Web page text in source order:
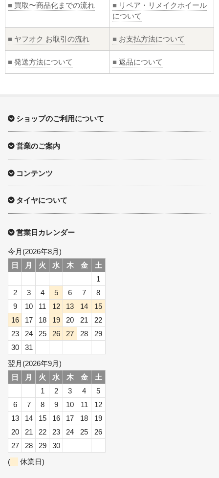
■ 買取〜商品化までの流れ ■ リペア・リメイクホイール
について
■ ヤフオク お取引の流れ ■ お支払方法について
■ 発送方法について ■ 返品について
ショップのご利用について
営業のご案内
コンテンツ
タイヤについて
営業日カレンダー
今月(2026年8月)
日
月 火 水 木 金
土
1
2
3 4 5 6 7
8
9
10 11 12 13 14
15
16
17 18 19 20 21
22
23
24 25 26 27 28
29
30
31
翌月(2026年9月)
日
月 火 水 木 金
土
1
2 3 4
5
6
7 8 9 10 11
12
13
14 15 16 17 18
19
20
21 22 23 24 25
26
27
28 29
30
(
休業日)